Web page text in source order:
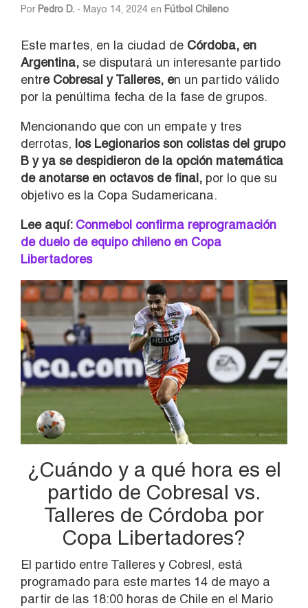
Por Pedro D. - Mayo 14, 2024 en Fútbol Chileno
Este martes, en la ciudad de Córdoba, en
Argentina, se disputará un interesante partido
entre Cobresal y Talleres, en un partido válido
por la penúltima fecha de la fase de grupos.
Mencionando que con un empate y tres
derrotas, los Legionarios son colistas del grupo
B y ya se despidieron de la opción matemática
de anotarse en octavos de final, por lo que su
objetivo es la Copa Sudamericana.
Lee aquí:Conmebol confirma reprogramación
de duelo de equipo chileno en Copa
Libertadores
¿Cuándo y a qué hora es el
partido de Cobresal vs.
Talleres de Córdoba por
Copa Libertadores?
El partido entre Talleres y Cobresl, está
programado para este martes 14 de mayo a
partir de las 18:00 horas de Chile en el Mario